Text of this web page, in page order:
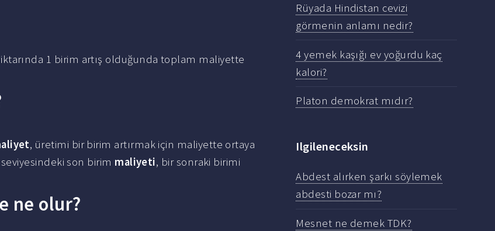
1 birim artış olduğunda toplam maliyette
, üretimi bir birim artırmak için maliyette ortaya
son birim maliyeti, bir sonraki birimi
ne olur?
Rüyada Hindistan cevizi
görmenin anlamı nedir?
4 yemek kaşığı ev yoğurdu kaç
kalori?
Platon demokrat mıdır?
Ilgileneceksin
Abdest alırken şarkı söylemek
abdesti bozar mı?
Mesnet ne demek TDK?